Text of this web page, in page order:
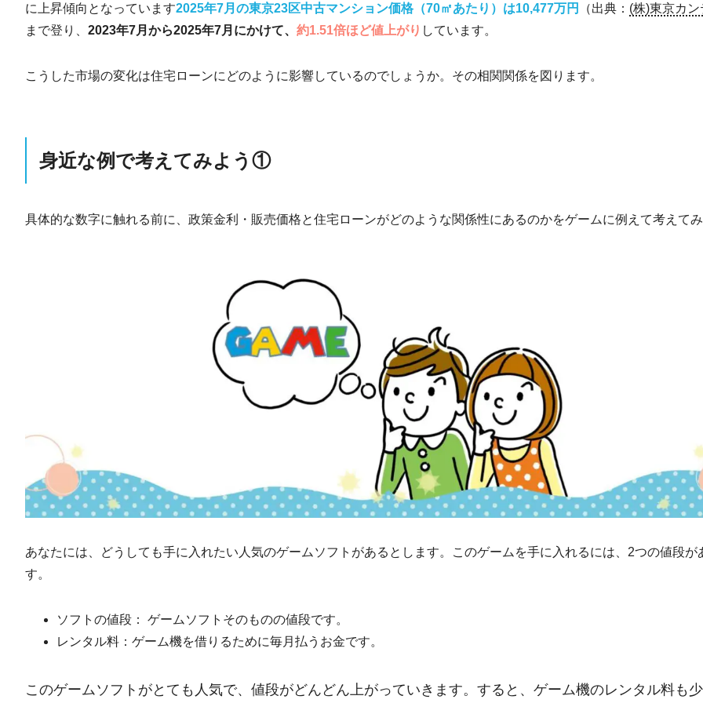
に上昇傾向となっています2025年7月の東京23区中古マンション価格（70㎡あたり）は10,477万円 （出典： (株)東京カン
まで登り、 2023年7月から2025年7月にかけて、 約1.51倍ほど値上がり しています。
こうした市場の変化は住宅ローンにどのように影響しているのでしょうか。その相関関係を図ります。
身近な例で考えてみよう①
具体的な数字に触れる前に、政策金利・販売価格と住宅ローンがどのような関係性にあるのかをゲームに例えて考えてみ
あなたには、どうしても手に入れたい人気のゲームソフトがあるとします。このゲームを手に入れるには、2つの値段が
す。
ソフトの値段： ゲームソフトそのものの値段です。
レンタル料：ゲーム機を借りるために毎月払うお金です。
このゲームソフトがとても人気で、値段がどんどん上がっていきます。すると、ゲーム機のレンタル料も